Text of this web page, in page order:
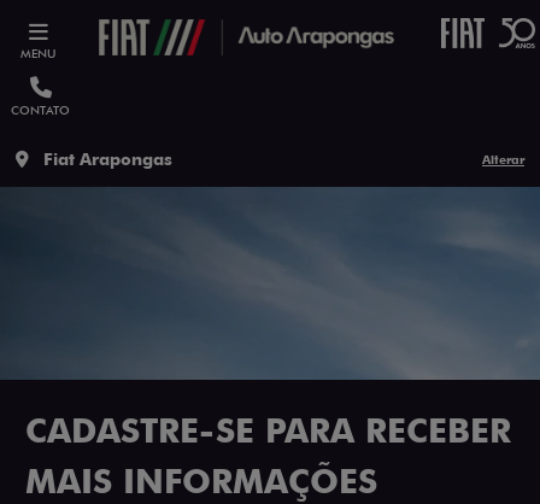
MENU
CONTATO
Fiat Arapongas Alterar
CADASTRE-SE PARA RECEBER
MAIS INFORMAÇÕES